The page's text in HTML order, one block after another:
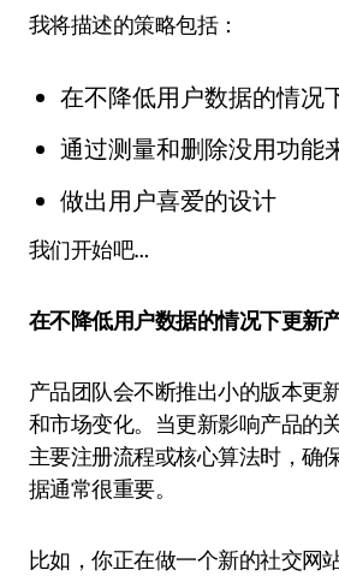
我将描述的策略包括：
在不降低用户数据的情况
通过测量和删除没用功能
做出用户喜爱的设计
我们开始吧…
在不降低用户数据的情况下更新
产品团队会不断推出小的版本更
和市场变化。当更新影响产品的
主要注册流程或核心算法时，确
据通常很重要。
比如，你正在做一个新的社交网